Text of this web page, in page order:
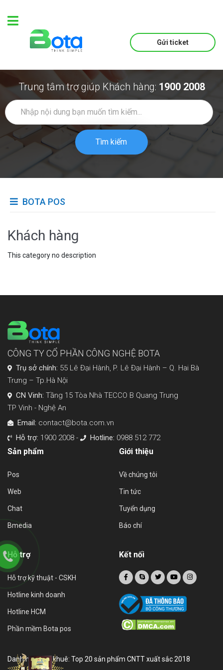
Gửi ticket
Trung tâm trợ giúp Khách hàng: 1900 2008
Tìm kiếm
BOTA POS
Khách hàng
This category no description
CÔNG TY CỔ PHẦN CÔNG NGHỆ BOTA
Trụ sở chính: 55 Lê Đại Hành, P. Lê Đại Hành – Q. Hai Bà
Trưng – Tp.Hà Nội
CN Vinh: Tầng 15 Tòa Nhà TECCO B Quang Trung
TP Vinh - Nghệ An
Email: contact@bota.com.vn
Hỗ trợ: 1900 2008 - Hotline: 0988 512 772
Sản phẩm
Pos
Web
Chat
Bmedia
Giới thiệu
Về chúng tôi
Tin tức
Tuyển dụng
Báo chí
Hỗ trợ
Hỗ trợ kỹ thuật - CSKH
Hotline kinh doanh
Hotline HCM
Phần mềm Bota pos
Kết nối
Danh hiệu sao khuê: Top 20 sản phẩm CNTT xuất sắc 2018